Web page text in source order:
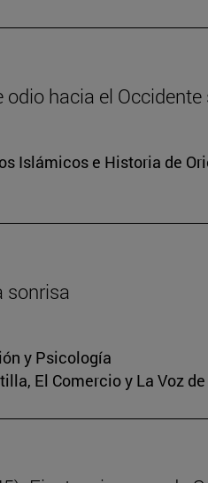
hacia el
Islámicos e Historia de
sonrisa
y Psicología
El Comercio y La Voz